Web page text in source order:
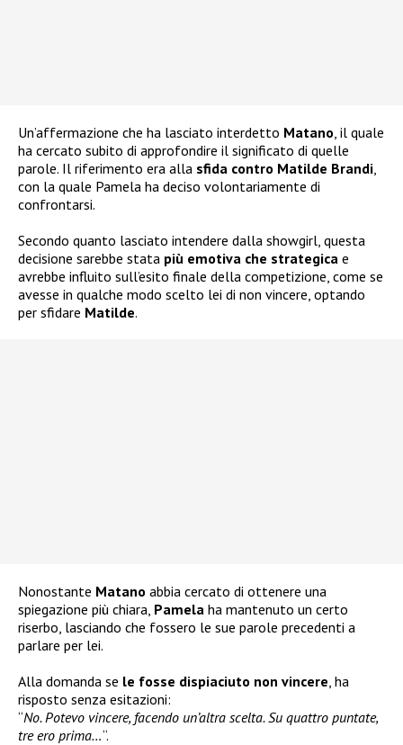
Un’affermazione che ha lasciato interdetto Matano , il quale
ha cercato subito di approfondire il significato di quelle
parole. Il riferimento era alla sfida contro Matilde Brandi
con la quale Pamela ha deciso volontariamente di
confrontarsi.
Secondo quanto lasciato intendere dalla showgirl, questa
decisione sarebbe stata più emotiva che strategica e
avrebbe influito sull’esito finale della competizione, come se
avesse in qualche modo scelto lei di non vincere, optando
per sfidare Matilde.
Nonostante Matano abbia cercato di ottenere una
spiegazione più chiara, Pamela ha mantenuto un certo
riserbo, lasciando che fossero le sue parole precedenti a
parlare per lei.
Alla domanda se le fosse dispiaciuto non vincere , ha
risposto senza esitazioni:
“No. Potevo vincere, facendo un’altra scelta. Su quattro puntate,
tre ero prima…“.